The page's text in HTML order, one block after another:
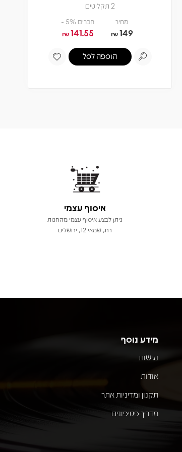
2 תקליטים
מחיר
149
₪
חברים 5% -
141.55
₪
הוספה לסל
איסוף עצמי
ניתן לבצע איסוף עצמי מהחנות
רח, שמאי 12, ירושלים
מידע נוסף
נגישות
אודות
תקנון ומדיניות אתר
מדריך פטיפונים